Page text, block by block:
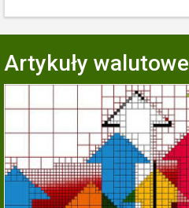
Artykuły walutowe